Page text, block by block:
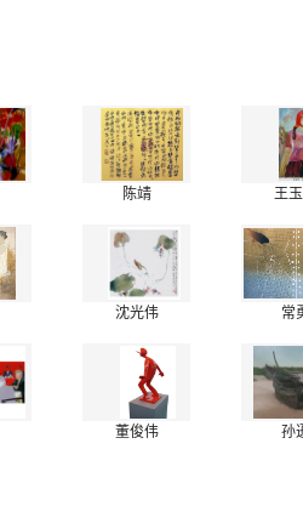
陈靖 王
沈光伟 常
董俊伟 孙